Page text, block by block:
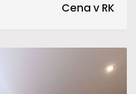
Cena v RK